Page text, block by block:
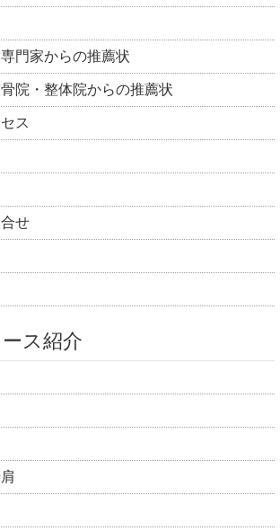
門家からの推薦状
院・整体院からの推薦状
ス
せ
ス紹介